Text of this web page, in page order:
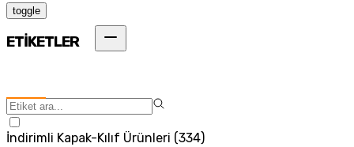
toggle
ETİKETLER
İndirimli Kapak-Kılıf Ürünleri (334)